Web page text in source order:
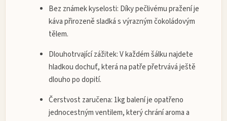
Bez známek kyselosti: Díky pečlivému pražení je
káva přirozeně sladká s výrazným čokoládovým
tělem.
Dlouhotrvající zážitek:V každém šálku najdete
hladkou dochuť, která na patře přetrvává ještě
dlouho po dopití.
Čerstvost zaručena: 1kg balení je opatřeno
jednocestným ventilem, který chrání aroma a